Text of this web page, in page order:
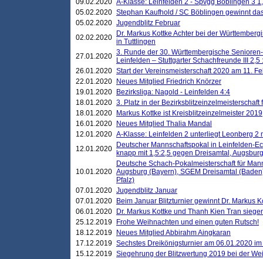
09.02.2020 A-Klasse: Leinfelden 2 - Spvgg Böblingen 3
05.02.2020 Stephan Kaufhold / SC Böblingen gewinnt
05.02.2020 Jugendblitz Februar
02.02.2020
Dr. Markus Kottke Achter bei der
in Tuttlingen
27.01.2020 3. Runde der 30. Württembergische
Leinfelden – Stuttgarter Schachfreunde III 2,5
26.01.2020 Start der Vereinsmeisterschaft 2020 am 11.
22.01.2020
Neues Mitglied Friedrich Knörzer
19.01.2020
Bezirksliga: Nagold - Leinfelden 4:4
18.01.2020 3. Platz in der Bezirksblitzeinzelmeisterschaft
18.01.2020
Markus Kottke ist Kreisblitzeinzelmeister 2019
16.01.2020
Neues Mitglied Thalia Mandal
12.01.2020 A-Klasse: Leinfelden 2 unterliegt Leonberg 2
12.01.2020
Deutscher Mannschaftspokal in Leinfelden-
knapp mit 1,5:2,5 gegen Dreisamtal,
10.01.2020
Deutsche Schach-Pokalmeisterschaft für
Augsburg (Bayern), SGEM Dreisamtal
Pfalz)
07.01.2020 Jugendblitz Januar
07.01.2020
Beim Januar Blitzturnier gewinnt Dr. Markus
06.01.2020
Dr. Markus Kottke und Thanh Kien Tran
25.12.2019
Frohe Weihnachten und einen guten Rutsch!
18.12.2019
Neues Mitglied Abbirahm Aingkaran
17.12.2019 Sechstes Dreikönigsturnier am 06.01.2020
15.12.2019 Siegehrung der Blitzwertung 2019 bei der